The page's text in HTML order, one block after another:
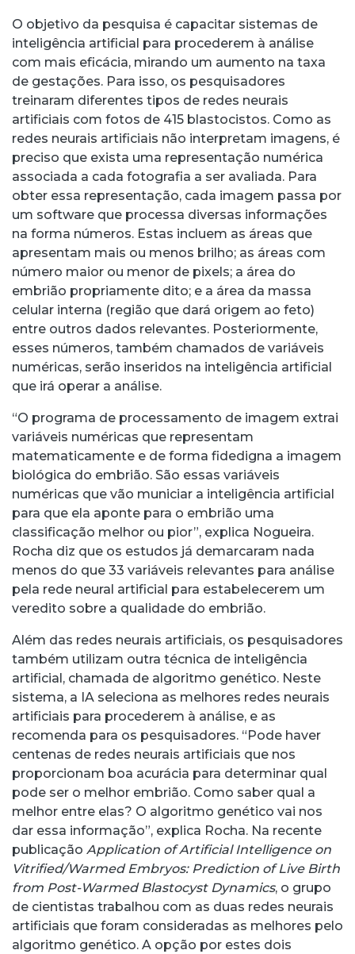
O objetivo da pesquisa é capacitar sistemas de
inteligência artificial para procederem à análise
com mais eficácia, mirando um aumento na taxa
de gestações. Para isso, os pesquisadores
treinaram diferentes tipos de redes neurais
artificiais com fotos de 415 blastocistos. Como as
redes neurais artificiais não interpretam imagens, é
preciso que exista uma representação numérica
associada a cada fotografia a ser avaliada. Para
obter essa representação, cada imagem passa por
um software que processa diversas informações
na forma números. Estas incluem as áreas que
apresentam mais ou menos brilho; as áreas com
número maior ou menor de pixels; a área do
embrião propriamente dito; e a área da massa
celular interna (região que dará origem ao feto)
entre outros dados relevantes. Posteriormente,
esses números, também chamados de variáveis
numéricas, serão inseridos na inteligência artificial
que irá operar a análise.
“O programa de processamento de imagem extrai
variáveis numéricas que representam
matematicamente e de forma fidedigna a imagem
biológica do embrião. São essas variáveis
numéricas que vão municiar a inteligência artificial
para que ela aponte para o embrião uma
classificação melhor ou pior”, explica Nogueira.
Rocha diz que os estudos já demarcaram nada
menos do que 33 variáveis relevantes para análise
pela rede neural artificial para estabelecerem um
veredito sobre a qualidade do embrião.
Além das redes neurais artificiais, os pesquisadores
também utilizam outra técnica de inteligência
artificial, chamada de algoritmo genético. Neste
sistema, a IA seleciona as melhores redes neurais
artificiais para procederem à análise, e as
recomenda para os pesquisadores. “Pode haver
centenas de redes neurais artificiais que nos
proporcionam boa acurácia para determinar qual
pode ser o melhor embrião. Como saber qual a
melhor entre elas? O algoritmo genético vai nos
dar essa informação”, explica Rocha. Na recente
publicação Application of Artificial Intelligence on
Vitrified/Warmed Embryos: Prediction of Live Birth
from Post-Warmed Blastocyst Dynamics, o grupo
de cientistas trabalhou com as duas redes neurais
artificiais que foram consideradas as melhores pelo
algoritmo genético. A opção por estes dois